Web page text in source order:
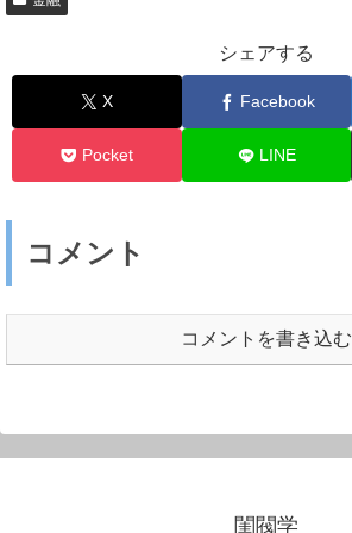
シェアする
X Facebook
Pocket LINE
コメント
コメントを書き込む
閨閥学